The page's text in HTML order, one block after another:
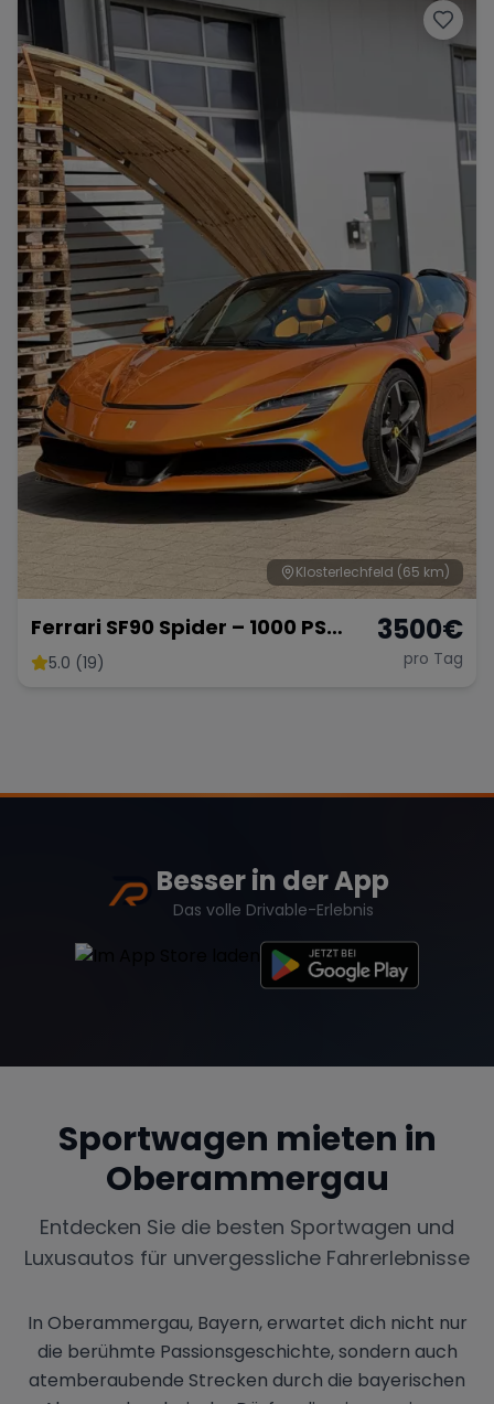
Klosterlechfeld (65 km)
Ferrari SF90 Spider – 1000 PS
Supersportwagen
5.0 (19)
3500€
pro Tag
Besser in der App
Das volle Drivable-Erlebnis
Sportwagen mieten in
Oberammergau
Entdecken Sie die besten Sportwagen und
Luxusautos für unvergessliche Fahrerlebnisse
In Oberammergau, Bayern, erwartet dich nicht nur
die berühmte Passionsgeschichte, sondern auch
atemberaubende Strecken durch die bayerischen